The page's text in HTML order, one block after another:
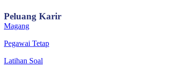
Peluang Karir
Magang
Pegawai Tetap
Latihan Soal